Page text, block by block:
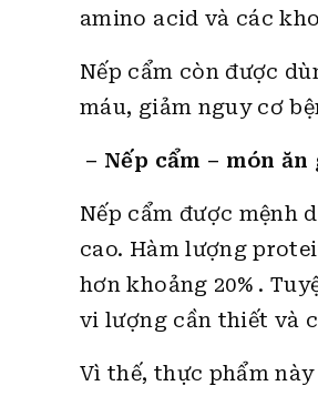
amino acid và các
Nếp cẩm còn được
máu, giảm nguy cơ
– Nếp cẩm – món
Nếp cẩm được mệnh
cao. Hàm lượng
hơn khoảng 20% .
vi lượng cần thiết và
Vì thế, thực phẩm